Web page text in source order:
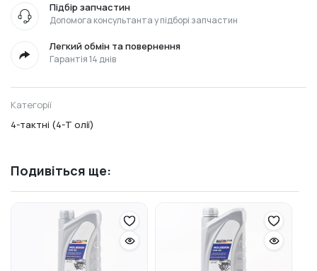
Підбір запчастин
Допомога консультанта у підборі запчастин
Легкий обмін та повернення
Гарантія 14 днів
Категорії
4-тактні (4-Т олії)
Подивіться ще: